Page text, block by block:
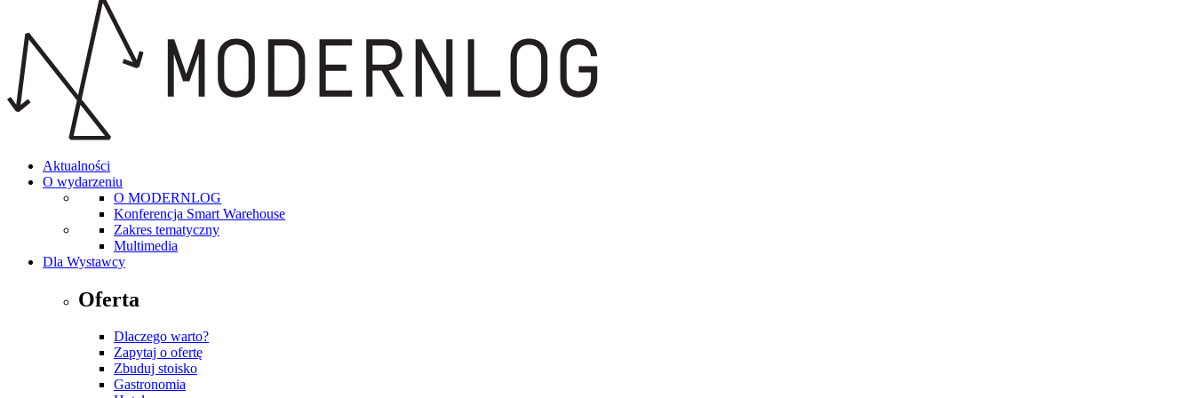
Aktualności
O wydarzeniu
O MODERNLOG
Konferencja Smart Warehouse
Zakres tematyczny
Multimedia
Dla Wystawcy
Oferta
Dlaczego warto?
Zapytaj o ofertę
Zbuduj stoisko
Gastronomia